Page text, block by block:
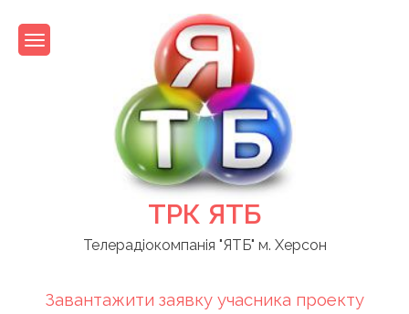
content
ТРК ЯТБ
Телерадіокомпанія "ЯТБ" м. Херсон
Завантажити заявку учасника проекту